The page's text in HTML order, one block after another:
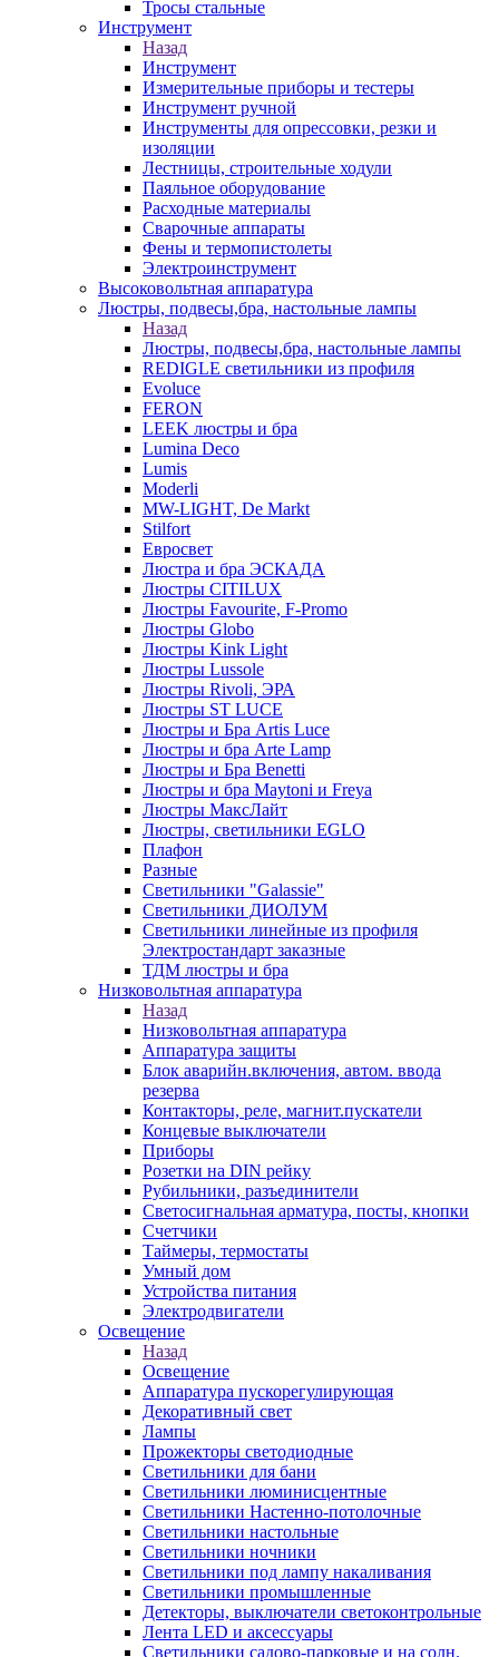
Тросы стальные
Инструмент
Назад
Инструмент
Измерительные приборы и тестеры
Инструмент ручной
Инструменты для опрессовки, резки и
изоляции
Лестницы, строительные ходули
Паяльное оборудование
Расходные материалы
Сварочные аппараты
Фены и термопистолеты
Электроинструмент
Высоковольтная аппаратура
Люстры, подвесы,бра, настольные лампы
Назад
Люстры, подвесы,бра, настольные лампы
REDIGLE светильники из профиля
Evoluce
FERON
LEEK люстры и бра
Lumina Deco
Lumis
Moderli
MW-LIGHT, De Markt
Stilfort
Евросвет
Люстра и бра ЭСКАДА
Люстры CITILUX
Люстры Favourite, F-Promo
Люстры Globo
Люстры Kink Light
Люстры Lussole
Люстры Rivoli, ЭРА
Люстры ST LUCE
Люстры и Бра Artis Luce
Люстры и бра Arte Lamp
Люстры и Бра Benetti
Люстры и бра Maytoni и Freya
Люстры МаксЛайт
Люстры, светильники EGLO
Плафон
Разные
Светильники "Galassie"
Светильники ДИОЛУМ
Светильники линейные из профиля
Электростандарт заказные
ТДМ люстры и бра
Низковольтная аппаратура
Назад
Низковольтная аппаратура
Аппаратура защиты
Блок аварийн.включения, автом. ввода
резерва
Контакторы, реле, магнит.пускатели
Концевые выключатели
Приборы
Розетки на DIN рейку
Рубильники, разъединители
Светосигнальная арматура, посты, кнопки
Счетчики
Таймеры, термостаты
Умный дом
Устройства питания
Электродвигатели
Освещение
Назад
Освещение
Аппаратура пускорегулирующая
Декоративный свет
Лампы
Прожекторы светодиодные
Светильники для бани
Светильники люминисцентные
Светильники Настенно-потолочные
Светильники настольные
Светильники ночники
Светильники под лампу накаливания
Светильники промышленные
Детекторы, выключатели светоконтрольные
Лента LED и аксессуары
Светильники садово-парковые и на солн.